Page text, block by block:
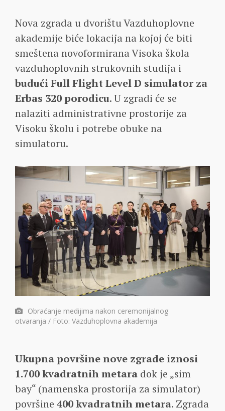
Nova zgrada u dvorištu Vazduhoplovne
akademije biće lokacija na kojoj će biti
smeštena novoformirana Visoka škola
vazduhoplovnih strukovnih studija i
budući Full Flight Level D simulator za
Erbas 320 porodicu. U zgradi će se
nalaziti administrativne prostorije za
Visoku školu i potrebe obuke na
simulatoru.
Obraćanje medijima nakon ceremonijalnog
otvaranja / Foto: Vazduhoplovna akademija
Ukupna površine nove zgrade iznosi
1.700 kvadratnih metara dok je „sim
bay“ (namenska prostorija za simulator)
površine 400 kvadratnih metara. Zgrada